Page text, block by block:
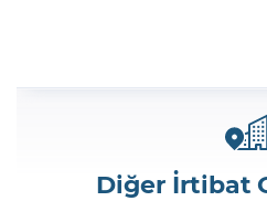
Diğer İrtibat